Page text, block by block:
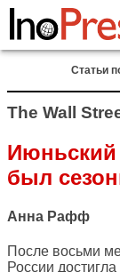
Статьи
The Wall
Июньский
был
Анна Рафф
После восьми
России